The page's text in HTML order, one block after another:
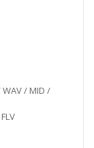
/ MID /